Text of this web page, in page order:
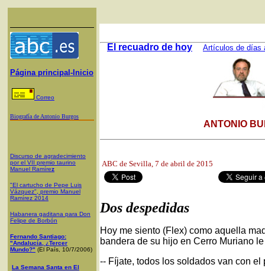
Página principal-Inicio
Correo
Biografía de Antonio Burgos
Discurso de agradecimiento
por el VII premio taurino
Manuel Ramírez
"El cartucho de Pepe Luis
Vázquez", premio Manuel
Ramírez 2014
Habanera gaditana para Don
Felipe de Borbón
Fernando Santiago:
"Andalucía, ¿Tercer
Mundo?" (El País, 10/7/2006)
La Semana Santa en El
El recuadro de hoy Artículos de días
ANTONIO
ABC de Sevilla, 7 de abril de 2015
Dos despedidas
Hoy me siento (Flex) como aquella
bandera de su hijo en Cerro Muriano
-- Fíjate, todos los soldados van con